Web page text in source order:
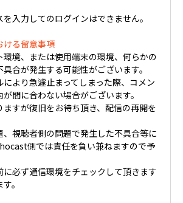
入力してのログインはできません。
ける留意事項
境、または使用端末の環境、何らかの
合が発生する可能性がございます。
より急遽止まってしまった際、コメン
間に合わない場合がございます。
ますが復旧をお待ち頂き、配信の再開を
視聴者側の問題で発生した不具合等に
側では責任を負い兼ねますので予
に必ず通信環境をチェックして頂きます
。